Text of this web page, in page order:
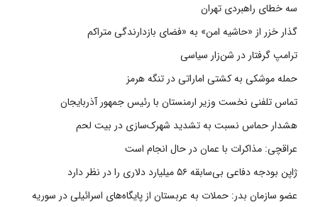
سه خطای راهبردی تهران
گذار خزر از «حاشیه امن» به «فضای بازدارندگی متراکم
ترامپ گرفتار در شن‌زار سیاسی
حمله موشکی به کشتی اماراتی در تنگه هرمز
تماس تلفنی نخست وزیر ارمنستان با رئیس جمهور آذربایجان
هشدار حماس نسبت به تشدید شهرک‌سازی در بیت‌ لحم
عراقچی: مذاکرات با عمان در حال انجام است
ژاپن بودجه دفاعی بی‌سابقه ۵۶ میلیارد دلاری را در نظر دارد
عضو سازمان بدر: حملات به عربستان از پایگاه‌های اسرائیلی در سوریه